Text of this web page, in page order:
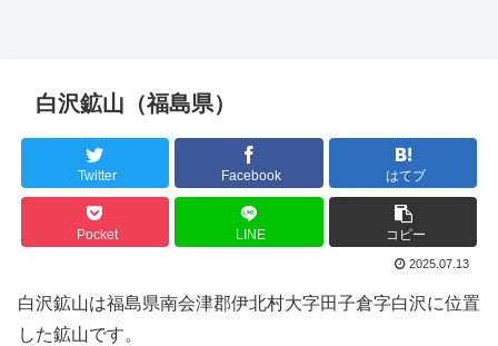
白沢鉱山（福島県）
Twitter Facebook はてブ
Pocket LINE コピー
2025.07.13
白沢鉱山は福島県南会津郡伊北村大字田子倉字白沢に位置
した鉱山です。